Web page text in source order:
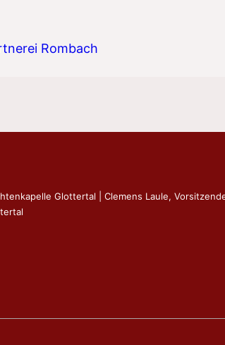
Rombach
Glottertal | Clemens Laule,